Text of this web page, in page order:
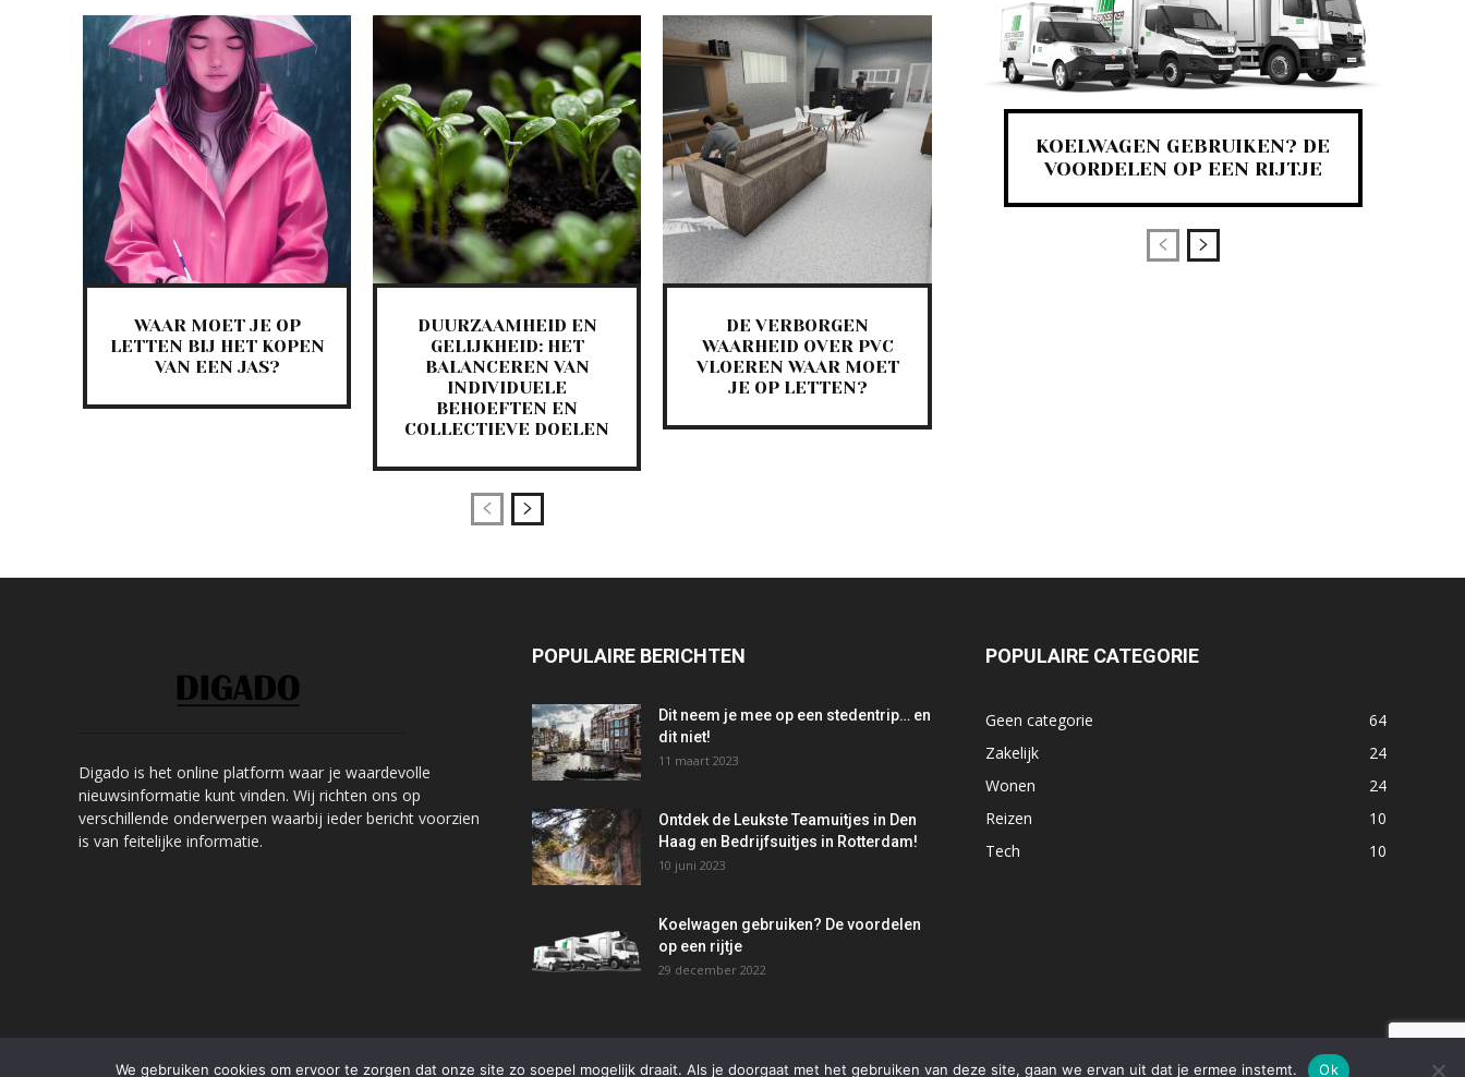
WAAR MOET JE OP
LETTEN BIJ HET KOPEN
VAN EEN JAS?
DUURZAAMHEID EN
GELIJKHEID: HET
BALANCEREN VAN
INDIVIDUELE
BEHOEFTEN EN
COLLECTIEVE DOELEN
DE VERBORGEN
WAARHEID OVER PVC
VLOEREN WAAR MOET
JE OP LETTEN?
KOELWAGEN GEBRUIKEN? DE
VOORDELEN OP EEN RIJTJE
Digado is het online platform waar je waardevolle
nieuwsinformatie kunt vinden. Wij richten ons op
verschillende onderwerpen waarbij ieder bericht voorzien
is van feitelijke informatie.
POPULAIRE BERICHTEN
Dit neem je mee op een stedentrip… en
dit niet!
11 maart 2023
Ontdek de Leukste Teamuitjes in Den
Haag en Bedrijfsuitjes in Rotterdam!
10 juni 2023
Koelwagen gebruiken? De voordelen
op een rijtje
29 december 2022
POPULAIRE CATEGORIE
Geen categorie
64
Zakelijk
24
Wonen
24
Reizen
10
Tech
10
We gebruiken cookies om ervoor te zorgen dat onze site zo soepel mogelijk draait. Als je doorgaat met het gebruiken van deze site, gaan we ervan uit dat je ermee instemt. Ok